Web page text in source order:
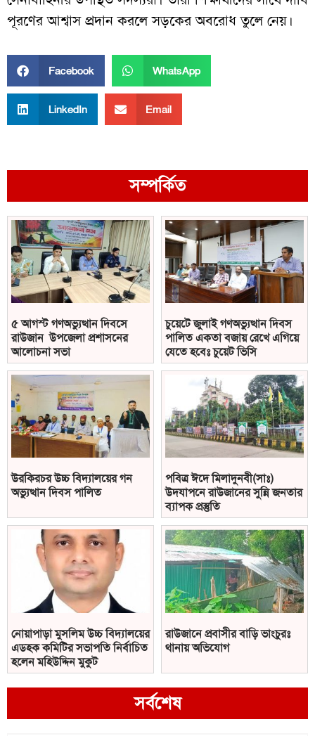
পূরণের আশ্বাস প্রদান করলে সড়কের অবরোধ তুলে নেয়।
Facebook WhatsApp
LinkedIn Email
সম্পর্কিত
৫ আগস্ট গণঅভ্যুত্থান দিবসে
রাউজান উপজেলা প্রশাসনের
আলোচনা সভা
চুয়েটে জুলাই গণঅভ্যুত্থান দিবস
পালিত একতা বজায় রেখে এগিয়ে
যেতে হবেঃ চুয়েট ভিসি
উরকিরচর উচ্চ বিদ্যালয়ের গন
অভ্যুত্থান দিবস পালিত
পবিত্র ঈদে মিলাদুনবী(সাঃ)
উদযাপনে রাউজানের সুন্নি জনতার
ব্যাপক প্রস্তুতি
নোয়াপাড়া মুসলিম উচ্চ বিদ্যালয়ের
এডহক কমিটির সভাপতি নির্বাচিত
হলেন মহিউদ্দিন মুকুট
রাউজানে প্রবাসীর বাড়ি ভাংচুরঃ
থানায় অভিযোগ
সর্বশেষ